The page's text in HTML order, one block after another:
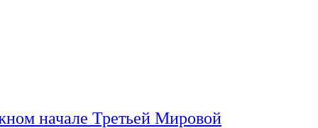
начале Третьей Мировой